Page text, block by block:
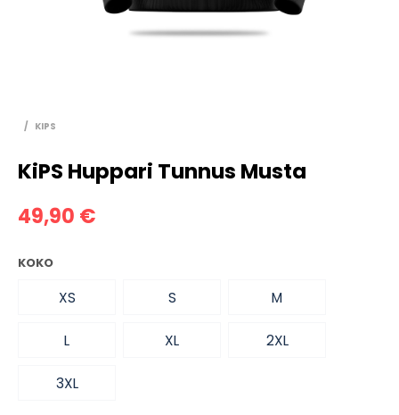
/ KIPS
KiPS Huppari Tunnus Musta
49,90 €
KOKO
XS S M
L XL 2XL
3XL